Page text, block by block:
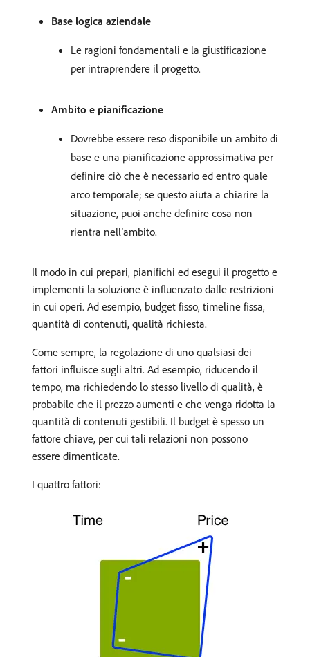
Base logica aziendale
Le ragioni fondamentali e la giustificazione
per intraprendere il progetto.
Ambito e pianificazione
Dovrebbe essere reso disponibile un ambito di
base e una pianificazione approssimativa per
definire ciò che è necessario ed entro quale
arco temporale; se questo aiuta a chiarire la
situazione, puoi anche definire cosa non
rientra nell’ambito.
Il modo in cui prepari, pianifichi ed esegui il progetto e
implementi la soluzione è influenzato dalle restrizioni
in cui operi. Ad esempio, budget fisso, timeline fissa,
quantità di contenuti, qualità richiesta.
Come sempre, la regolazione di uno qualsiasi dei
fattori influisce sugli altri. Ad esempio, riducendo il
tempo, ma richiedendo lo stesso livello di qualità, è
probabile che il prezzo aumenti e che venga ridotta la
quantità di contenuti gestibili. Il budget è spesso un
fattore chiave, per cui tali relazioni non possono
essere dimenticate.
I quattro fattori: